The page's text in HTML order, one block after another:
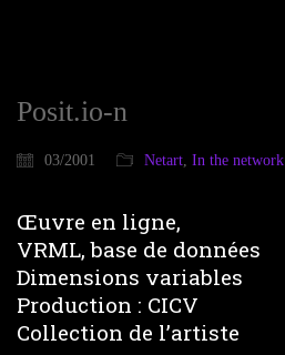
Posit.io-n
03/2001 Netart, In the network
Œuvre en ligne,
VRML, base de données
Dimensions variables
Production : CICV
Collection de l’artiste